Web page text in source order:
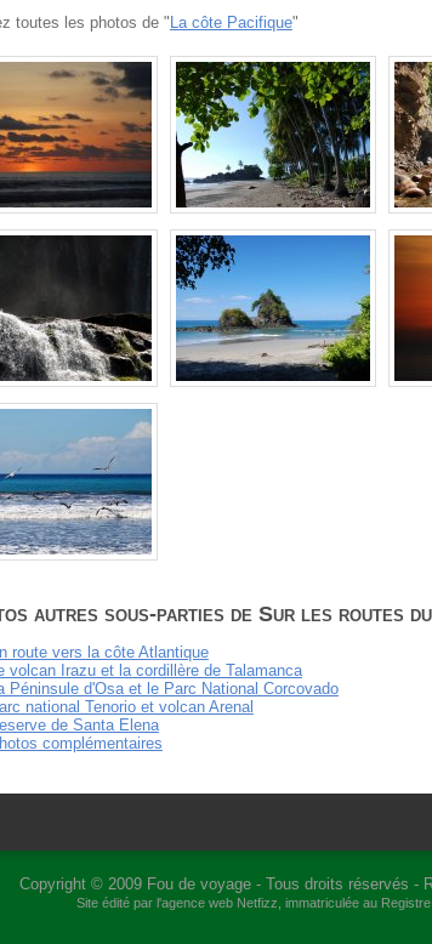
toutes les photos de "La côte Pacifique"
autres sous-parties de Sur les routes
route vers la côte Atlantique
volcan Irazu et la cordillère de Talamanca
Péninsule d'Osa et le Parc National Corcovado
national Tenorio et volcan Arenal
de Santa Elena
complémentaires
Copyright © 2009 Fou de voyage- Tous droits réservés -
Site édité par l'agence web Netfizz , immatriculée au